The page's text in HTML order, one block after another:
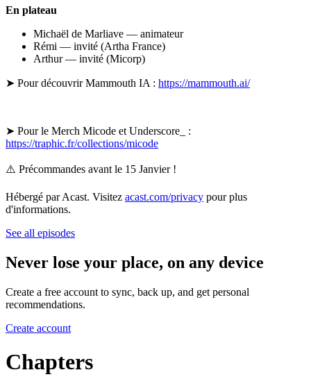
En plateau
Michaël de Marliave — animateur
Rémi — invité (Artha France)
Arthur — invité (Micorp)
➤ Pour découvrir Mammouth IA : https://mammouth.ai/
➤ Pour le Merch Micode et Underscore_ :
https://traphic.fr/collections/micode
⚠️ Précommandes avant le 15 Janvier !
Hébergé par Acast. Visitez acast.com/privacy pour plus
d'informations.
See all episodes
Never lose your place, on any device
Create a free account to sync, back up, and get personal
recommendations.
Create account
Chapters